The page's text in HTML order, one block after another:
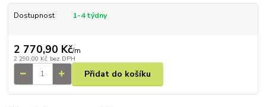
Dostupnost 1-4 týdny
2 770,90 Kč/m
2 290,00 Kč bez DPH
Přidat do košíku